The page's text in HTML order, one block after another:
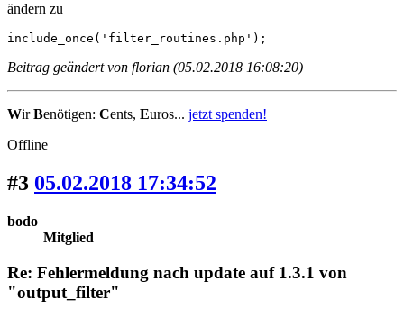
ändern zu
include_once('filter_routines.php');
Beitrag geändert von florian (05.02.2018 16:08:20)
WirBenötigen: Cents, Euros... jetzt spenden!
Offline
#3 05.02.2018 17:34:52
bodo
Mitglied
Re: Fehlermeldung nach update auf 1.3.1 von
"output_filter"